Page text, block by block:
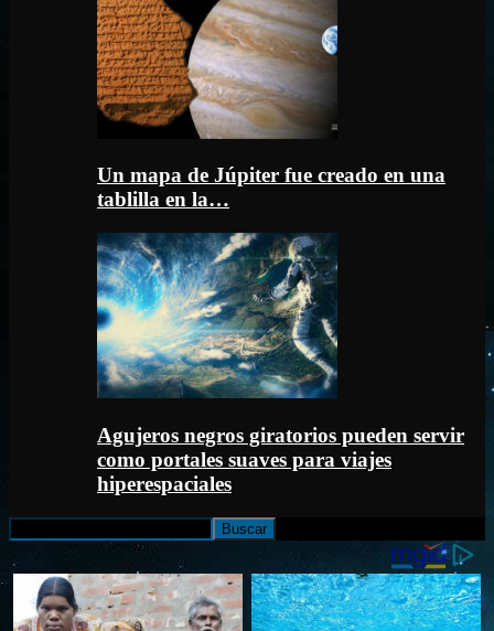
Un mapa de Júpiter fue creado en una
tablilla en la…
Agujeros negros giratorios pueden servir
como portales suaves para viajes
hiperespaciales